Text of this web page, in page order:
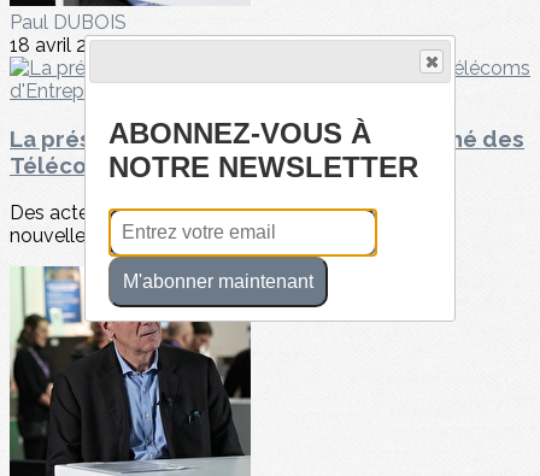
Paul DUBOIS
18 avril 2026
La présentation du "Baromètre du Marché des
Télécoms d'Entreprises" du CDRT
Des acteurs lucides, entre croissance maîtrisée et
nouvelles prioritésDonnées 2025 /...
ABONNEZ-VOUS À
NOTRE NEWSLETTER
M'abonner maintenant